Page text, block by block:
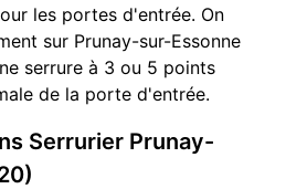
les portes d'entrée. On
sur Prunay-sur-Essonne
serrure à 3 ou 5 points
de la porte d'entrée.
Serrurier Prunay-